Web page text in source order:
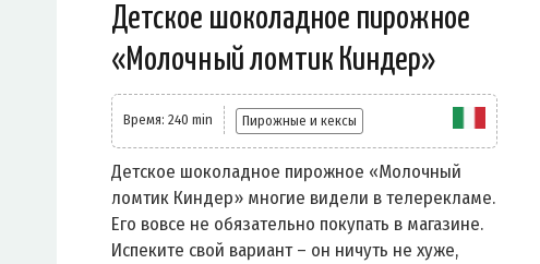
Детское шоколадное пирожное
«Молочный ломтик Киндер»
Время: 240 min Пирожные и кексы
Детское шоколадное пирожное «Молочный
ломтик Киндер» многие видели в телерекламе.
Его вовсе не обязательно покупать в магазине.
Испеките свой вариант – он ничуть не хуже,